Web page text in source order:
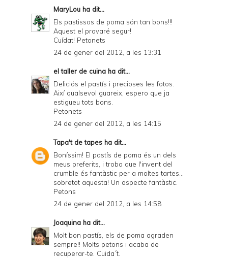
MaryLou ha dit...
Els pastissos de poma són tan bons!!!
Aquest el provaré segur!
Cuídat! Petonets
24 de gener del 2012, a les 13:31
el taller de cuina ha dit...
Deliciós el pastís i precioses les fotos.
Així qualsevol guareix, espero que ja
estigueu tots bons.
Petonets
24 de gener del 2012, a les 14:15
Tapa't de tapes ha dit...
Boníssim! El pastís de poma és un dels
meus preferits, i trobo que l'invent del
crumble és fantàstic per a moltes tartes...
sobretot aquesta! Un aspecte fantàstic.
Petons
24 de gener del 2012, a les 14:58
Joaquina ha dit...
Molt bon pastís, els de poma agraden
sempre!! Molts petons i acaba de
recuperar-te. Cuida´t.